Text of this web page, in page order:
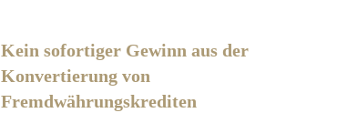
Kein sofortiger Gewinn aus der
Konvertierung von
Fremdwährungskrediten